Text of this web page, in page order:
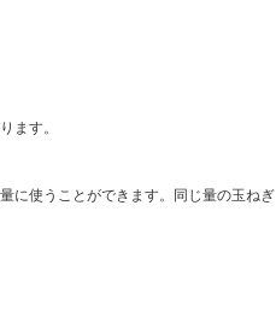
ます。
に使うことができます。同じ量の玉ねぎ